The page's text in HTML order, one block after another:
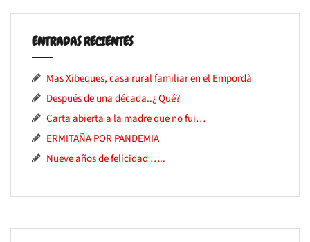
ENTRADAS RECIENTES
Mas Xibeques, casa rural familiar en el Empordà
Después de una década..¿ Qué?
Carta abierta a la madre que no fui…
ERMITAÑA POR PANDEMIA
Nueve años de felicidad …..